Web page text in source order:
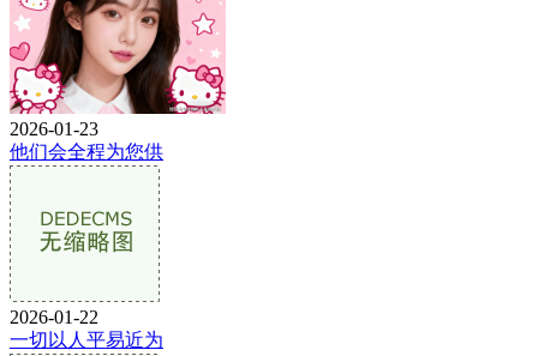
2026-01-23
他们会全程为您供
2026-01-22
一切以人平易近为